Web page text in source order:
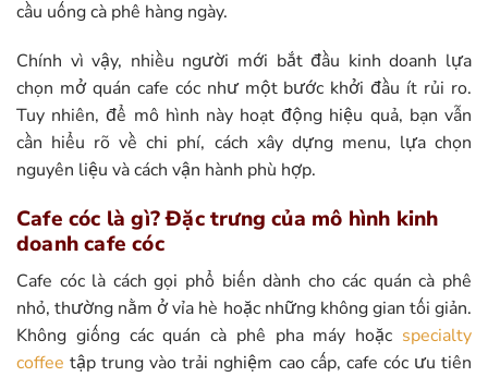
cầu uống cà phê hàng ngày.
Chính vì vậy, nhiều người mới bắt đầu kinh doanh lựa
chọn mở quán cafe cóc như một bước khởi đầu ít rủi ro.
Tuy nhiên, để mô hình này hoạt động hiệu quả, bạn vẫn
cần hiểu rõ về chi phí, cách xây dựng menu, lựa chọn
nguyên liệu và cách vận hành phù hợp.
Cafe cóc là gì? Đặc trưng của mô hình kinh
doanh cafe cóc
Cafe cóc là cách gọi phổ biến dành cho các quán cà phê
nhỏ, thường nằm ở vỉa hè hoặc những không gian tối giản.
Không giống các quán cà phê pha máy hoặc specialty
coffee tập trung vào trải nghiệm cao cấp, cafe cóc ưu tiên